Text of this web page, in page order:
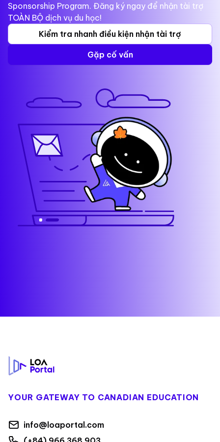
Sponsorship Program. Đăng ký ngay để nhận tài trợ
TOÀN BỘ dịch vụ du học!
Kiểm tra nhanh điều kiện nhận tài trợ
Gặp cố vấn
YOUR GATEWAY TO CANADIAN EDUCATION
info@loaportal.com